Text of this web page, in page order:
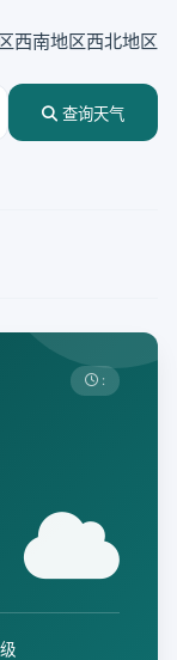
西南地区西北地区
查询天气
:
级